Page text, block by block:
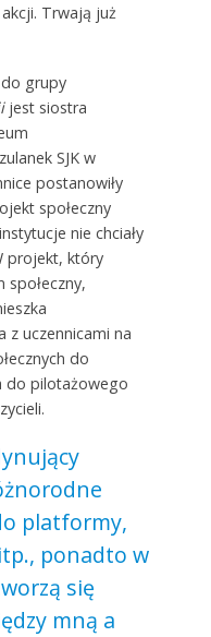
Trwają już
do grupy
jest siostra
SJK w
postanowiły
społeczny
nie chciały
projekt, który
społeczny,
z uczennicami na
do
do pilotażowego
platformy,
ponadto w
się
mną a